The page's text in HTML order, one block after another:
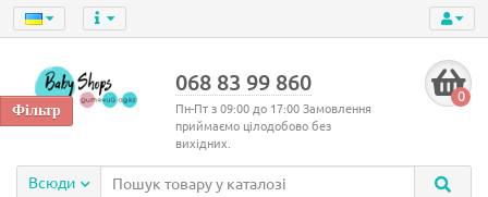
068 83 99 860
Пн-Пт з 09:00 до 17:00 Замовлення
приймаємо цілодобово без
вихідних.
0
Всюди